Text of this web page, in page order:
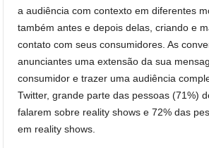
a audiência com contexto em diferentes
também antes e depois delas, criando e
contato com seus consumidores. As
anunciantes uma extensão da sua
consumidor e trazer uma audiência
Twitter, grande parte das pessoas (71%)
falarem sobre reality shows e 72% das
em reality shows.